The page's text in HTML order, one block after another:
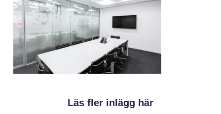
Läs fler inlägg här